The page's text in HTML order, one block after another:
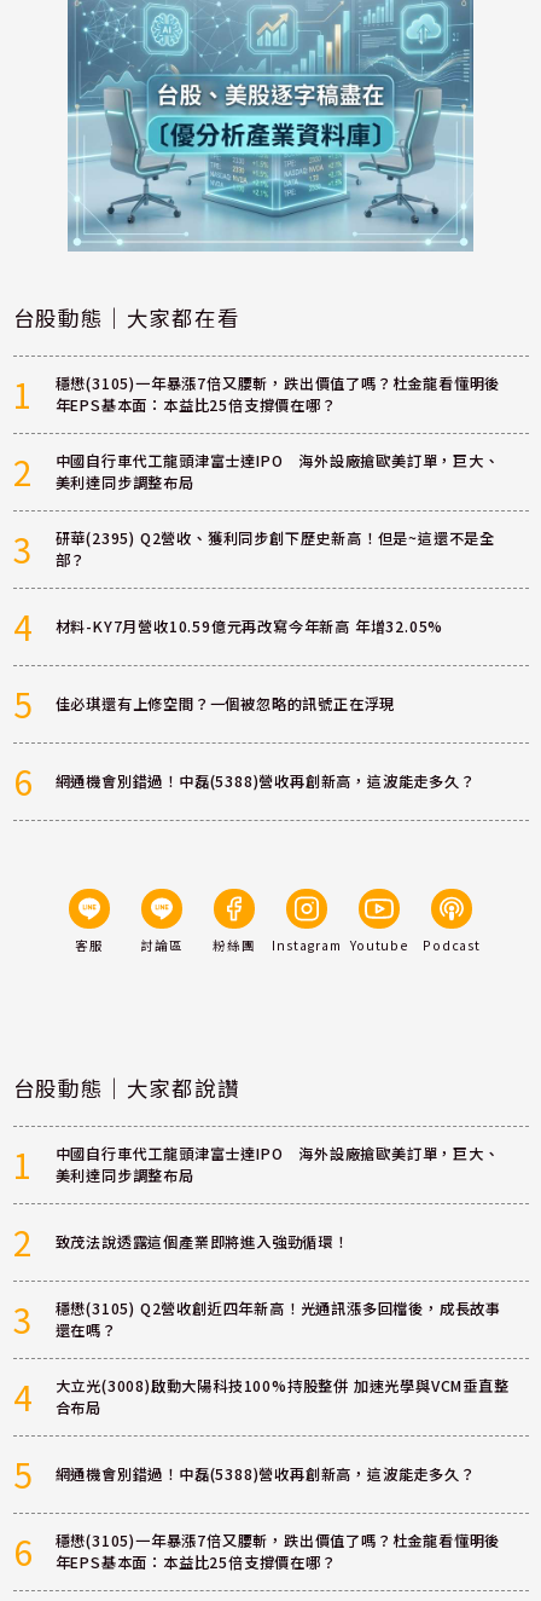
台股動態｜大家都在看
1
穩懋(3105)一年暴漲7倍又腰斬，跌出價值了嗎？杜金龍看懂明後
年EPS基本面：本益比25倍支撐價在哪？
2
中國自行車代工龍頭津富士達IPO 海外設廠搶歐美訂單，巨大、
美利達同步調整布局
3
研華(2395) Q2營收、獲利同步創下歷史新高！但是~這還不是全
部？
4 材料-KY7月營收10.59億元再改寫今年新高 年增32.05%
5 佳必琪還有上修空間？一個被忽略的訊號正在浮現
6 網通機會別錯過！中磊(5388)營收再創新高，這波能走多久？
客服 討論區 粉絲團 Instagram Youtube Podcast
台股動態｜大家都說讚
1
中國自行車代工龍頭津富士達IPO 海外設廠搶歐美訂單，巨大、
美利達同步調整布局
2 致茂法說透露這個產業即將進入強勁循環！
3
穩懋(3105) Q2營收創近四年新高！光通訊漲多回檔後，成長故事
還在嗎？
4
大立光(3008)啟動大陽科技100%持股整併 加速光學與VCM垂直整
合布局
5 網通機會別錯過！中磊(5388)營收再創新高，這波能走多久？
6
穩懋(3105)一年暴漲7倍又腰斬，跌出價值了嗎？杜金龍看懂明後
年EPS基本面：本益比25倍支撐價在哪？